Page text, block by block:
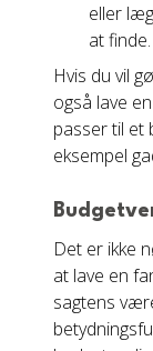
eller
at finde.
Hvis du vil
også lave
passer til et
eksempel
Det er ikke
at lave en
sagtens